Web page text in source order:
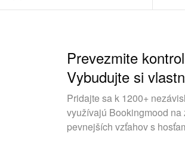
Prevezmite
Vybudujte si
Pridajte sa k 1200+
využívajú Bookingmood
pevnejších vzťahov s